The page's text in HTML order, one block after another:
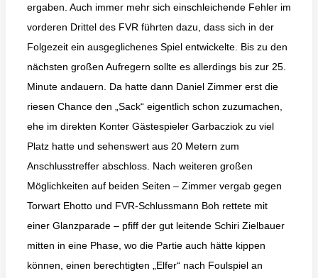
ergaben. Auch immer mehr sich einschleichende Fehler im
vorderen Drittel des FVR führten dazu, dass sich in der
Folgezeit ein ausgeglichenes Spiel entwickelte. Bis zu den
nächsten großen Aufregern sollte es allerdings bis zur 25.
Minute andauern. Da hatte dann Daniel Zimmer erst die
riesen Chance den „Sack“ eigentlich schon zuzumachen,
ehe im direkten Konter Gästespieler Garbacziok zu viel
Platz hatte und sehenswert aus 20 Metern zum
Anschlusstreffer abschloss. Nach weiteren großen
Möglichkeiten auf beiden Seiten – Zimmer vergab gegen
Torwart Ehotto und FVR-Schlussmann Boh rettete mit
einer Glanzparade – pfiff der gut leitende Schiri Zielbauer
mitten in eine Phase, wo die Partie auch hätte kippen
können, einen berechtigten „Elfer“ nach Foulspiel an